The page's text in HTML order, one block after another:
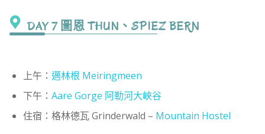
DAY 7 圖恩 THUN、SPIEZ BERN
上午： 邁林根 Meiringmeen
下午： Aare Gorge 阿勒河大峽谷
住宿：格林德瓦 Grinderwald – Mountain Hostel